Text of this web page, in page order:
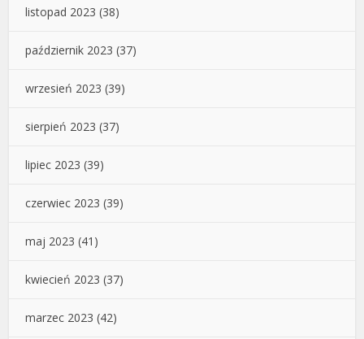
listopad 2023 (38)
październik 2023 (37)
wrzesień 2023 (39)
sierpień 2023 (37)
lipiec 2023 (39)
czerwiec 2023 (39)
maj 2023 (41)
kwiecień 2023 (37)
marzec 2023 (42)